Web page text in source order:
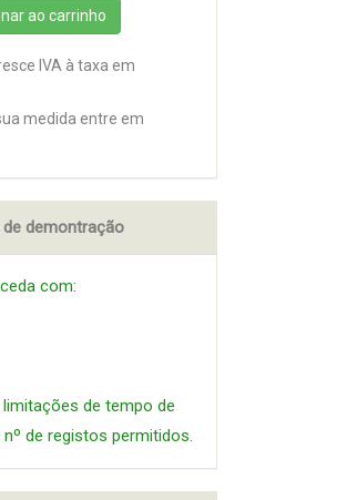
ao carrinho
IVA à taxa em
medida entre em
de demontração
com:
de tempo de
de registos permitidos.